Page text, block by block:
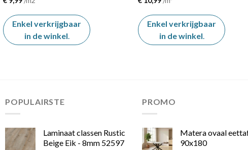
Enkel verkrijgbaar
in de winkel
Enkel verkrijgbaar
in de winkel
POPULAIRSTE
Laminaat classen Rustic
Beige Eik - 8mm 52597
PROMO
Matera ovaal
90x180